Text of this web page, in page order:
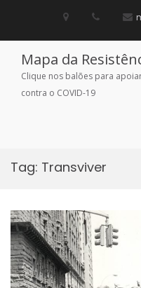
Mapa da
Clique nos balões para
contra o COVID-19
Tag: Transviver